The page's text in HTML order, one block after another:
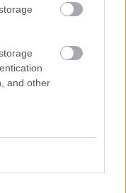
and other
KEZDŐDIK